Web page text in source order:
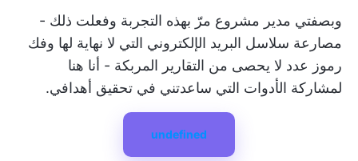
وبصفتي مدير مشروع مرّ بهذه التجربة وفعلت ذلك -
مصارعة سلاسل البريد الإلكتروني التي لا نهاية لها وفك
رموز عدد لا يحصى من التقارير المربكة - أنا هنا
لمشاركة الأدوات التي ساعدتني في تحقيق أهدافي.
undefined